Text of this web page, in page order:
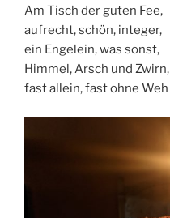
Am Tisch der guten Fee,
aufrecht, schön, integer,
ein Engelein, was sonst,
Himmel, Arsch und Zwirn,
fast allein, fast ohne Weh